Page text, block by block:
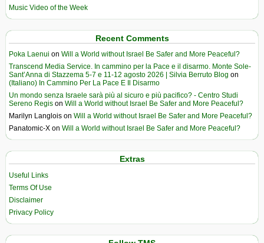
Music Video of the Week
Recent Comments
Poka Laenui on Will a World without Israel Be Safer and More Peaceful?
Transcend Media Service. In cammino per la Pace e il disarmo. Monte Sole-
Sant’Anna di Stazzema 5-7 e 11-12 agosto 2026 | Silvia Berruto Blog on
(Italiano) In Cammino Per La Pace E Il Disarmo
Un mondo senza Israele sarà più al sicuro e più pacifico? - Centro Studi
Sereno Regis on Will a World without Israel Be Safer and More Peaceful?
Marilyn Langlois on Will a World without Israel Be Safer and More Peaceful?
Panatomic-X on Will a World without Israel Be Safer and More Peaceful?
Extras
Useful Links
Terms Of Use
Disclaimer
Privacy Policy